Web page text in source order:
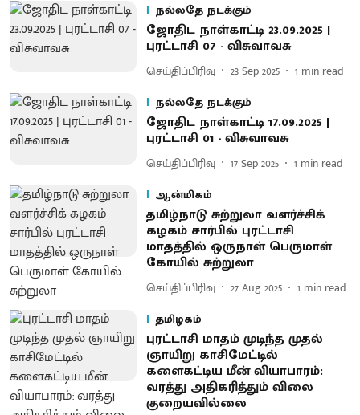
நல்லதே நடக்கும்
ஜோதிட நாள்காட்டி 23.09.2025 |
புரட்டாசி 07 - விசுவாவசு
செய்திப்பிரிவு 23 Sep 2025 1 min read
நல்லதே நடக்கும்
ஜோதிட நாள்காட்டி 17.09.2025 |
புரட்டாசி 01 - விசுவாவசு
செய்திப்பிரிவு 17 Sep 2025 1 min read
ஆன்மிகம்
தமிழ்நாடு சுற்றுலா வளர்ச்சிக்
கழகம் சார்பில் புரட்டாசி
மாதத்தில் ஒருநாள் பெருமாள்
கோயில் சுற்றுலா
செய்திப்பிரிவு 27 Aug 2025 1 min read
தமிழகம்
புரட்டாசி மாதம் முடிந்த முதல்
ஞாயிறு காசிமேட்டில்
களைகட்டிய மீன் வியாபாரம்:
வரத்து அதிகரித்தும் விலை
குறையவில்லை